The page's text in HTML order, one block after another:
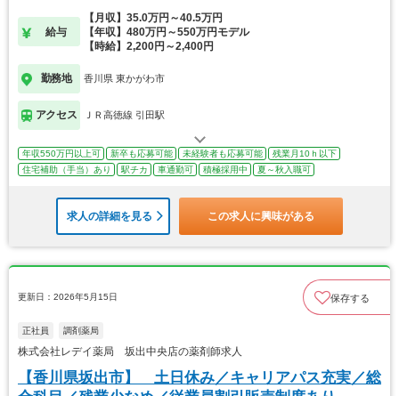
給与
【月収】35.0万円～40.5万円
【年収】480万円～550万円モデル
【時給】2,200円～2,400円
勤務地 香川県 東かがわ市
アクセス ＪＲ高徳線 引田駅
年収550万円以上可 新卒も応募可能 未経験者も応募可能
残業月10ｈ以下
住宅補助（手当）あり
駅チカ 車通勤可 積極採用中 夏～秋入職可
求人の詳細を見る この求人に興味がある
更新日：2026年5月15日 保存する
正社員 調剤薬局
株式会社レデイ薬局 坂出中央店の薬剤師求人
【香川県坂出市】 土日休み／キャリアパス充実／総